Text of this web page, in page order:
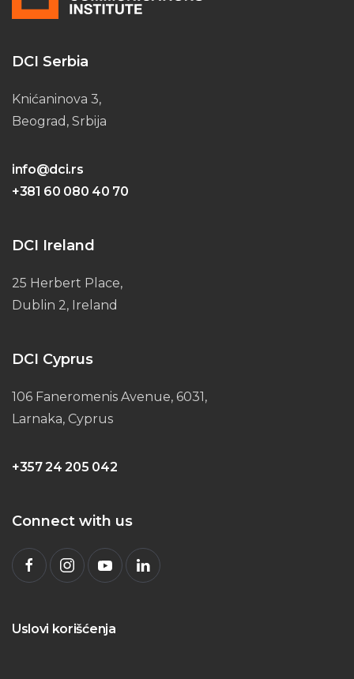
DCI Serbia
Knićaninova 3,
Beograd, Srbija
info@dci.rs
+381 60 080 40 70
DCI Ireland
25 Herbert Place,
Dublin 2, Ireland
DCI Cyprus
106 Faneromenis Avenue, 6031,
Larnaka, Cyprus
+357 24 205 042
Connect with us
Uslovi korišćenja